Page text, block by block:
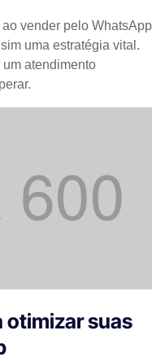
ao vender pelo WhatsApp
uma estratégia vital.
um atendimento
otimizar suas